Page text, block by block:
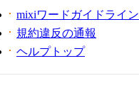
mixiワードガイドライン
規約違反の通報
ヘルプトップ